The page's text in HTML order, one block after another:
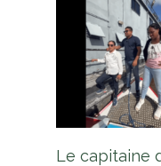
Le capitaine